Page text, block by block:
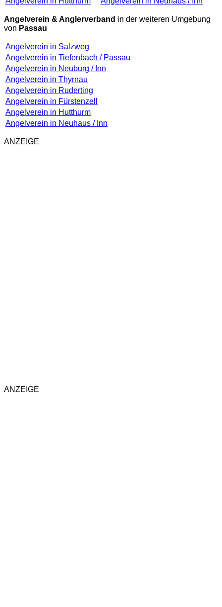
Angelverein & Anglerverband in der weiteren Umgebung
von Passau
Angelverein in Salzweg
Angelverein in Tiefenbach / Passau
Angelverein in Neuburg / Inn
Angelverein in Thyrnau
Angelverein in Ruderting
Angelverein in Fürstenzell
Angelverein in Hutthurm
Angelverein in Neuhaus / Inn
ANZEIGE
ANZEIGE